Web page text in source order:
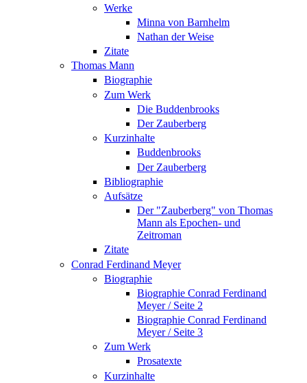
Werke
Minna von Barnhelm
Nathan der Weise
Zitate
Thomas Mann
Biographie
Zum Werk
Die Buddenbrooks
Der Zauberberg
Kurzinhalte
Buddenbrooks
Der Zauberberg
Bibliographie
Aufsätze
Der "Zauberberg" von Thomas
Mann als Epochen- und
Zeitroman
Zitate
Conrad Ferdinand Meyer
Biographie
Biographie Conrad Ferdinand
Meyer / Seite 2
Biographie Conrad Ferdinand
Meyer / Seite 3
Zum Werk
Prosatexte
Kurzinhalte